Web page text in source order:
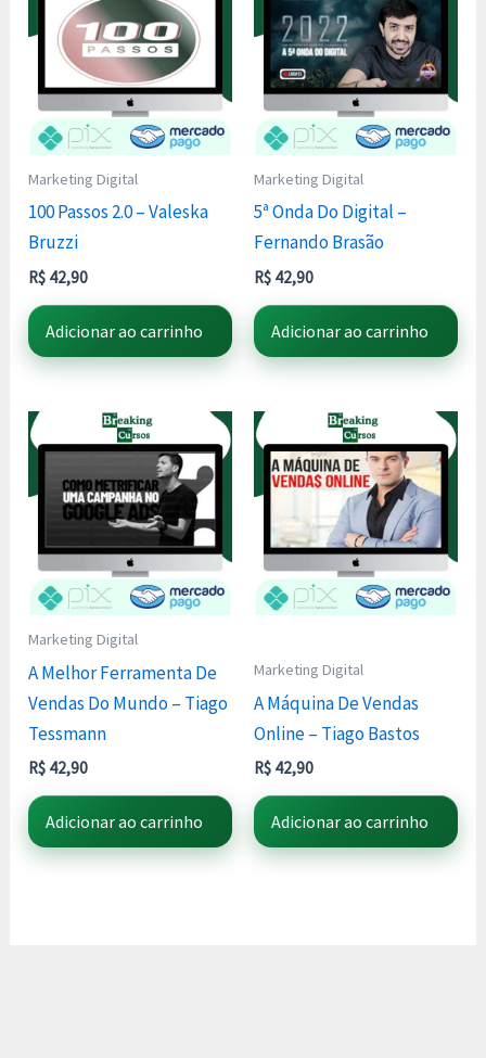
Marketing Digital
100 Passos 2.0 – Valeska
Bruzzi
R$ 42,90
Adicionar ao carrinho
Marketing Digital
5ª Onda Do Digital –
Fernando Brasão
R$ 42,90
Adicionar ao carrinho
Marketing Digital
A Melhor Ferramenta De
Vendas Do Mundo – Tiago
Tessmann
R$ 42,90
Adicionar ao carrinho
Marketing Digital
A Máquina De Vendas
Online – Tiago Bastos
R$ 42,90
Adicionar ao carrinho